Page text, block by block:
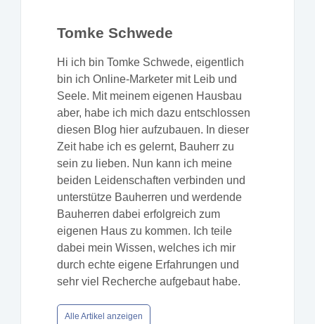
Tomke Schwede
Hi ich bin Tomke Schwede, eigentlich
bin ich Online-Marketer mit Leib und
Seele. Mit meinem eigenen Hausbau
aber, habe ich mich dazu entschlossen
diesen Blog hier aufzubauen. In dieser
Zeit habe ich es gelernt, Bauherr zu
sein zu lieben. Nun kann ich meine
beiden Leidenschaften verbinden und
unterstütze Bauherren und werdende
Bauherren dabei erfolgreich zum
eigenen Haus zu kommen. Ich teile
dabei mein Wissen, welches ich mir
durch echte eigene Erfahrungen und
sehr viel Recherche aufgebaut habe.
Alle Artikel anzeigen